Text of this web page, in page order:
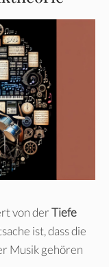
von derTiefe
ist, dass die
Musik gehören